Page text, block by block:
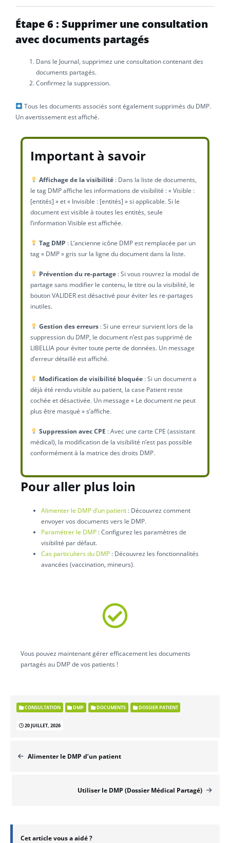
Étape 6 : Supprimer une consultation
avec documents partagés
Dans le Journal, supprimez une consultation contenant des
documents partagés.
Confirmez la suppression.
Tous les documents associés sont également supprimés du DMP.
Un avertissement est affiché.
Important à savoir
Affichage de la visibilité: Dans la liste de documents,
le tag DMP affiche les informations de visibilité : « Visible :
[entités] » et « Invisible : [entités] » si applicable. Si le
document est visible à toutes les entités, seule
l’information Visible est affichée.
Tag DMP : L’ancienne icône DMP est remplacée par un
tag « DMP » gris sur la ligne du document dans la liste.
Prévention du re-partage: Si vous rouvrez la modal de
partage sans modifier le contenu, le titre ou la visibilité, le
bouton VALIDER est désactivé pour éviter les re-partages
inutiles.
Gestion des erreurs: Si une erreur survient lors de la
suppression du DMP, le document n’est pas supprimé de
LIBELLIA pour éviter toute perte de données. Un message
d’erreur détaillé est affiché.
Modification de visibilité bloquée: Si un document a
déjà été rendu visible au patient, la case Patient reste
cochée et désactivée. Un message « Le document ne peut
plus être masqué » s’affiche.
Suppression avec CPE : Avec une carte CPE (assistant
médical), la modification de la visibilité n’est pas possible
conformément à la matrice des droits DMP.
Pour aller plus loin
Alimenter le DMP d’un patient : Découvrez comment
envoyer vos documents vers le DMP.
Paramétrer le DMP : Configurez les paramètres de
visibilité par défaut.
Cas particuliers du DMP : Découvrez les fonctionnalités
avancées (vaccination, mineurs).
Vous pouvez maintenant gérer efficacement les documents
partagés au DMP de vos patients !
CONSULTATION DMP DOCUMENTS DOSSIER PATIENT
20 JUILLET, 2026
Alimenter le DMP d’un patient
Utiliser le DMP (Dossier Médical Partagé)
Cet article vous a aidé ?